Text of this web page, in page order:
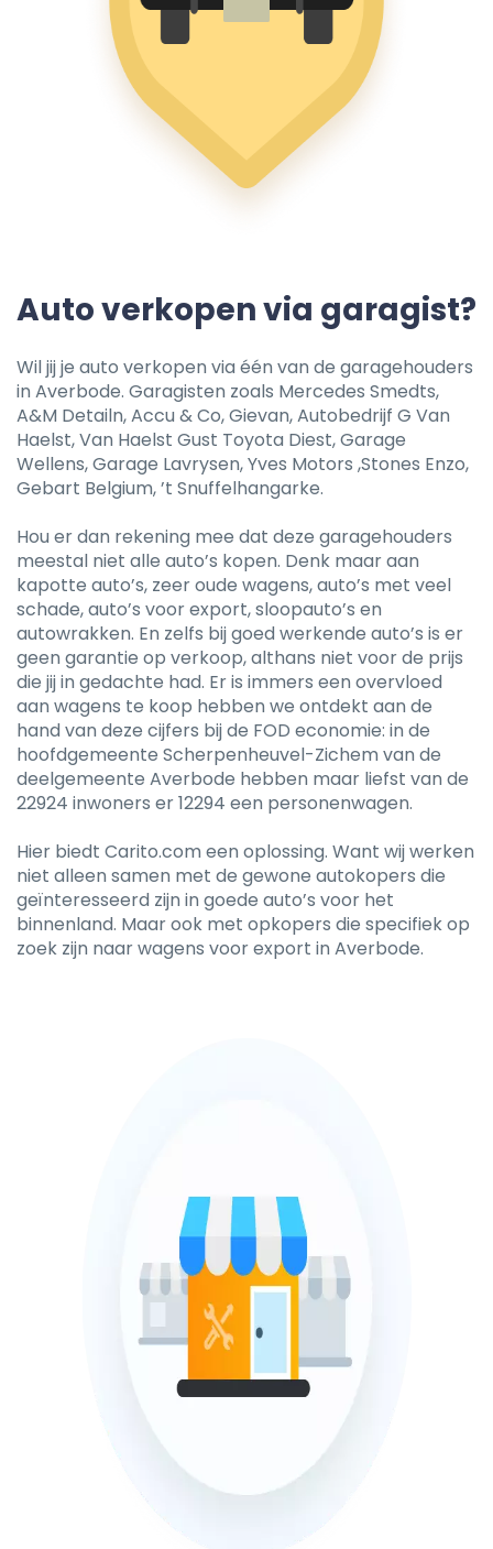
Auto verkopen via garagist?
Wil jij je auto verkopen via één van de garagehouders
in Averbode. Garagisten zoals Mercedes Smedts,
A&M Detailn, Accu & Co, Gievan, Autobedrijf G Van
Haelst, Van Haelst Gust Toyota Diest, Garage
Wellens, Garage Lavrysen, Yves Motors ,Stones Enzo,
Gebart Belgium, ’t Snuffelhangarke.
Hou er dan rekening mee dat deze garagehouders
meestal niet alle auto’s kopen. Denk maar aan
kapotte auto’s, zeer oude wagens, auto’s met veel
schade, auto’s voor export, sloopauto’s en
autowrakken. En zelfs bij goed werkende auto’s is er
geen garantie op verkoop, althans niet voor de prijs
die jij in gedachte had. Er is immers een overvloed
aan wagens te koop hebben we ontdekt aan de
hand van deze cijfers bij de FOD economie: in de
hoofdgemeente Scherpenheuvel-Zichem van de
deelgemeente Averbode hebben maar liefst van de
22924 inwoners er 12294 een personenwagen.
Hier biedt Carito.com een oplossing. Want wij werken
niet alleen samen met de gewone autokopers die
geïnteresseerd zijn in goede auto’s voor het
binnenland. Maar ook met opkopers die specifiek op
zoek zijn naar wagens voor export in Averbode.